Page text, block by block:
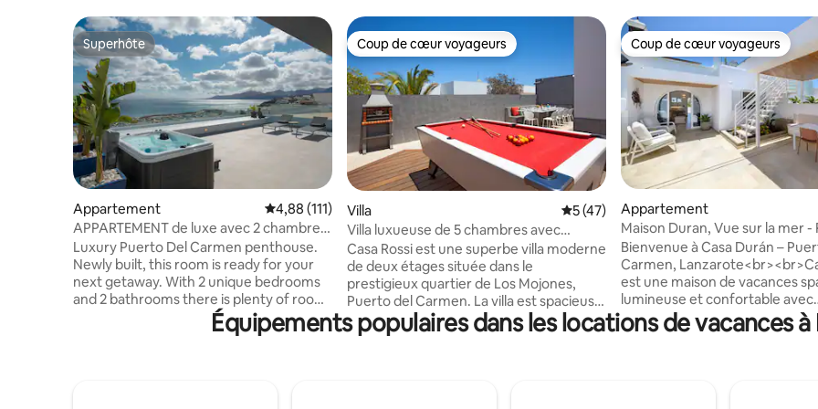
Superhôte
Superhôte
Appartement Évaluation moyenne sur la base de 111 commentaires : 4,88 sur 5
4,88 (111)
APPARTEMENT de luxe avec 2 chambres,
vue sur l'océan et jacuzzi, luxe...
Luxury Puerto Del Carmen penthouse.
Newly built, this room is ready for your
next getaway. With 2 unique bedrooms
and 2 bathrooms there is plenty of room
for the entire family to enjoy. Bask in the
beauty and take in the picturesque
Coup de cœur voyageurs
Coup de cœur voyageurs
Villa Évaluation moyenne sur la base de 47
5 (47)
Villa luxueuse de 5 chambres avec
piscine chauffée, Wi-Fi
Casa Rossi est une superbe villa moderne
de deux étages située dans le
prestigieux quartier de Los Mojones,
Puerto del Carmen. La villa est spacieuse
et lumineuse, avec deux salles à manger
extérieures, Wifi, bureau, climatisation et
Coup de cœur voyageurs
Coup de cœur voyageurs
Appartement
Maison Duran, Vue sur la mer
del Carmen, Lanzarote
Bienvenue à Casa Durán –
Carmen,
est une maison de vacances
lumineuse et confortable avec
2 chambres, parfaite pour
jusqu'à 4 personnes. Il offre
profiter de journées de
Équipements populaires dans les locations de vacances